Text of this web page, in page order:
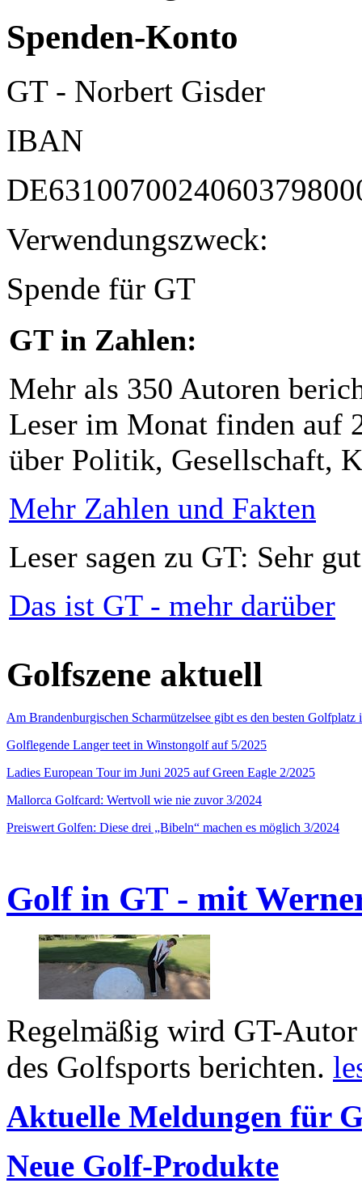
Spenden-Konto
GT - Norbert Gisder
IBAN
Verwendungszweck:
Spende für GT
GT in Zahlen:
Mehr als 350 Autoren
Leser im Monat finden auf
über Politik, Gesellschaft,
Mehr Zahlen und Fakten
Leser sagen zu GT: Sehr
Das ist GT - mehr darüber
Golfszene aktuell
Am Brandenburgischen Scharmützelsee gibt es den besten
Golflegende Langer teet in Winstongolf auf 5/2025
Ladies European Tour im Juni 2025 auf Green Eagle 2/2025
Mallorca Golfcard: Wertvoll wie nie zuvor 3/2024
Preiswert Golfen: Diese drei „Bibeln“ machen es möglich 3/2024
Golf in GT - mit
Regelmäßig wird GT-
des Golfsports berichten.
Aktuelle Meldungen für
Neue Golf-Produkte